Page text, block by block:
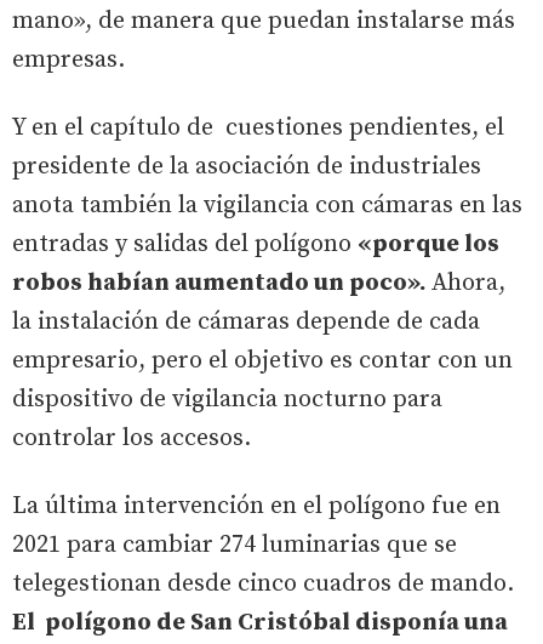
mano», de manera que puedan instalarse más
empresas.
Y en el capítulo de cuestiones pendientes, el
presidente de la asociación de industriales
anota también la vigilancia con cámaras en las
entradas y salidas del polígono «porque los
robos habían aumentado un poco». Ahora,
la instalación de cámaras depende de cada
empresario, pero el objetivo es contar con un
dispositivo de vigilancia nocturno para
controlar los accesos.
La última intervención en el polígono fue en
2021 para cambiar 274 luminarias que se
telegestionan desde cinco cuadros de mando.
El polígono de San Cristóbal disponía una